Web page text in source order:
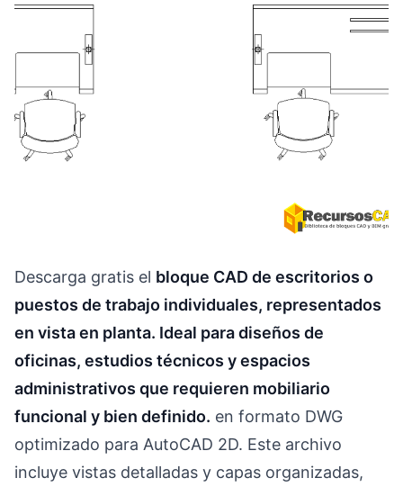
Descarga gratis el bloque CAD de escritorios o
puestos de trabajo individuales, representados
en vista en planta. Ideal para diseños de
oficinas, estudios técnicos y espacios
administrativos que requieren mobiliario
funcional y bien definido. en formato DWG
optimizado para AutoCAD 2D. Este archivo
incluye vistas detalladas y capas organizadas,